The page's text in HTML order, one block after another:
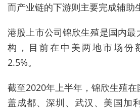
而产业链的下游则主要完成辅助
港股上市公司锦欣生殖是国内
构，目前在中美两地市场份
2.5%。
截至2020年上半年，锦欣生殖
盖成都、深圳、武汉、美国加